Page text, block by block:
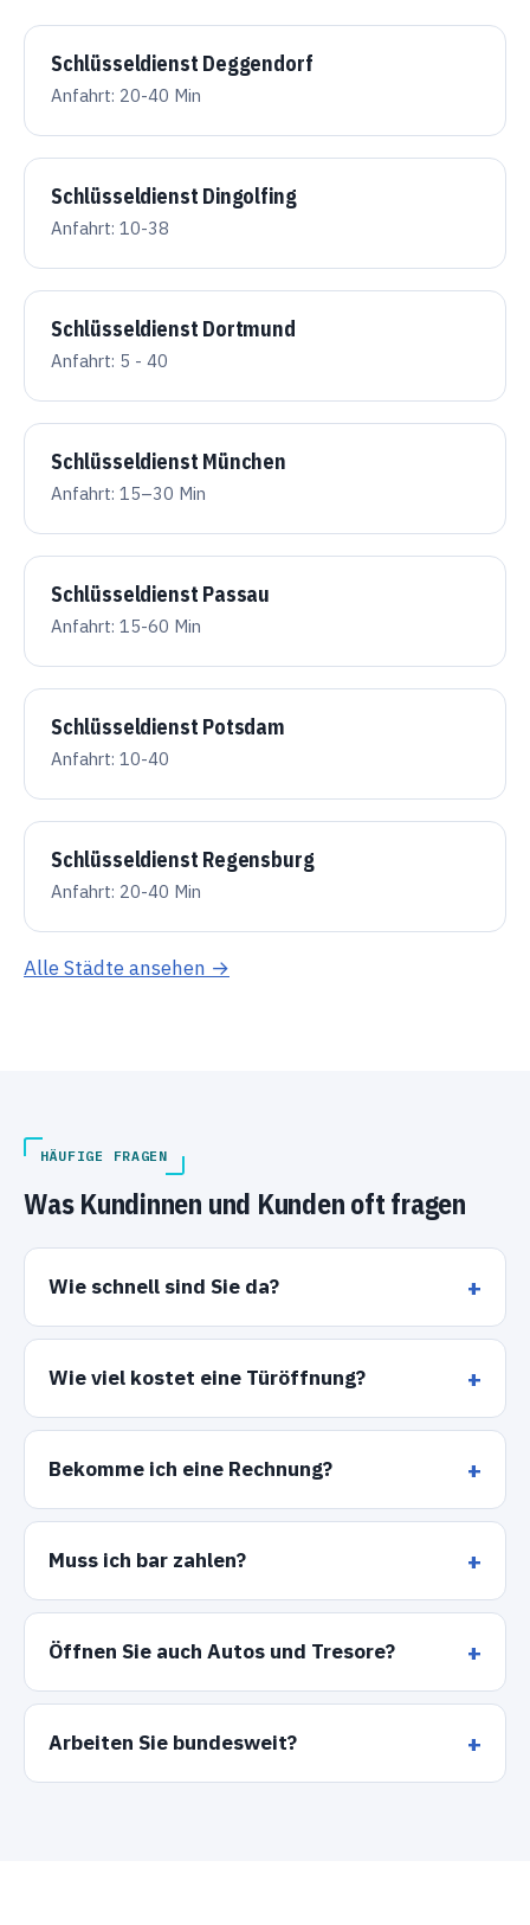
Schlüsseldienst Deggendorf
Anfahrt: 20-40 Min
Schlüsseldienst Dingolfing
Anfahrt: 10-38
Schlüsseldienst Dortmund
Anfahrt: 5 - 40
Schlüsseldienst München
Anfahrt: 15–30 Min
Schlüsseldienst Passau
Anfahrt: 15-60 Min
Schlüsseldienst Potsdam
Anfahrt: 10-40
Schlüsseldienst Regensburg
Anfahrt: 20-40 Min
Alle Städte ansehen →
HÄUFIGE FRAGEN
Was Kundinnen und Kunden oft fragen
Wie schnell sind Sie da?
Wie viel kostet eine Türöffnung?
Bekomme ich eine Rechnung?
Muss ich bar zahlen?
Öffnen Sie auch Autos und Tresore?
Arbeiten Sie bundesweit?